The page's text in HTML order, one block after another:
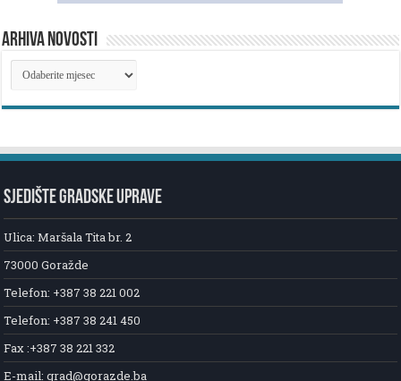
ARHIVA NOVOSTI
ARHIVA
NOVOSTI
SJEDIŠTE GRADSKE UPRAVE
Ulica: Maršala Tita br. 2
73000 Goražde
Telefon: +387 38 221 002
Telefon: +387 38 241 450
Fax :+387 38 221 332
E-mail: grad@gorazde.ba